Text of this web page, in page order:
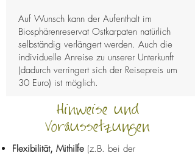
Auf Wunsch kann der Aufenthalt im
Biosphärenreservat Ostkarpaten natürlich
selbständig verlängert werden. Auch die
individuelle Anreise zu unserer Unterkunft
(dadurch verringert sich der Reisepreis um
30 Euro) ist möglich.
Hinweise und
Voraussetzungen
Flexibilität, Mithilfe (z.B. bei der